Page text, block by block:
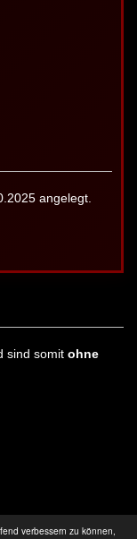
verbessern zu können,
angelegt.
sind somit ohne